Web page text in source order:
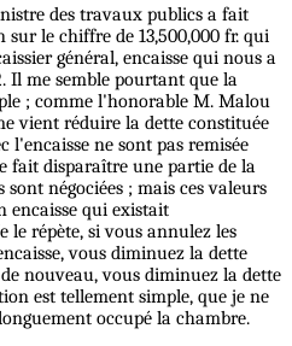
des travaux publics a fait
le chiffre de 13,500,000 fr. qui
général, encaisse qui nous a
Il me semble pourtant que la
; comme l'honorable M. Malou
vient réduire la dette constituée
l'encaisse ne sont pas remisée
fait disparaître une partie de la
négociées ; mais ces valeurs
encaisse qui existait
répète, si vous annulez les
vous diminuez la dette
nouveau, vous diminuez la dette
est tellement simple, que je ne
occupé la chambre.